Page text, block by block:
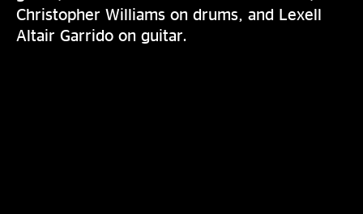
Christopher Williams on drums, and Lexell
Altair Garrido on guitar.